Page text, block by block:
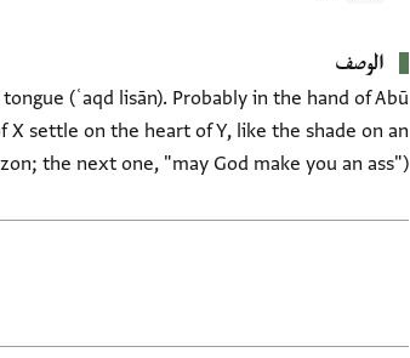
الوصف
(ʿaqd lisān). Probably in the hand of Abū
settle on the heart of Y, like the shade on an
the next one, "may God make you an ass").